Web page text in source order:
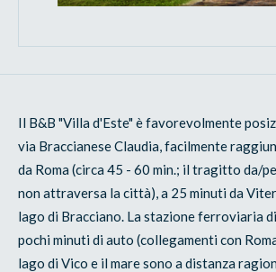
Il B&B "Villa d'Este" è favorevolmente
via Braccianese Claudia, facilmente
da Roma (circa 45 - 60 min.; il tragitto da/
non attraversa la città), a 25 minuti da
lago di Bracciano. La stazione ferroviaria
pochi minuti di auto (collegamenti con
lago di Vico e il mare sono a distanza